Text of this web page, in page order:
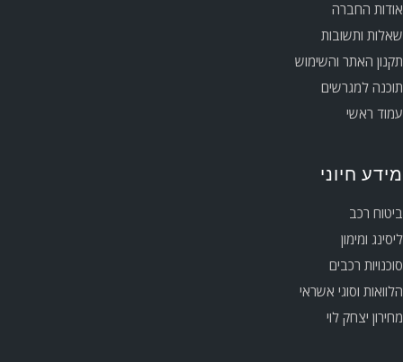
אודות החברה
שאלות ותשובות
תקנון האתר והשימוש
תוכנה למגרשים
עמוד ראשי
מידע חיוני
ביטוח רכב
ליסינג ומימון
סוכנויות רכבים
הלוואות וסוגי אשראי
מחירון יצחק לוי